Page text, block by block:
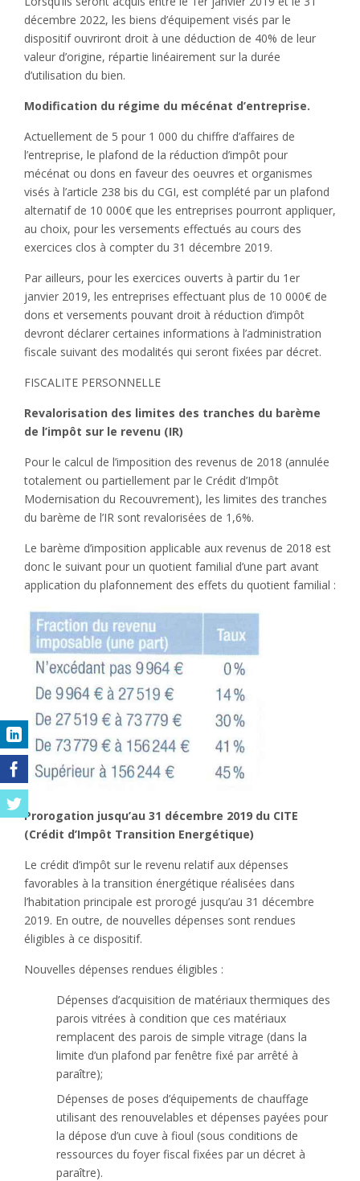
décembre 2022, les biens d’équipement visés par le
dispositif ouvriront droit à une déduction de 40% de leur
valeur d’origine, répartie linéairement sur la durée
d’utilisation du bien.
Modification du régime du mécénat d’entreprise.
Actuellement de 5 pour 1 000 du chiffre d’affaires de
l’entreprise, le plafond de la réduction d’impôt pour
mécénat ou dons en faveur des oeuvres et organismes
visés à l’article 238 bis du CGI, est complété par un plafond
alternatif de 10 000€ que les entreprises pourront appliquer,
au choix, pour les versements effectués au cours des
exercices clos à compter du 31 décembre 2019.
Par ailleurs, pour les exercices ouverts à partir du 1er
janvier 2019, les entreprises effectuant plus de 10 000€ de
dons et versements pouvant droit à réduction d’impôt
devront déclarer certaines informations à l’administration
fiscale suivant des modalités qui seront fixées par décret.
FISCALITE PERSONNELLE
Revalorisation des limites des tranches du barème
de l’impôt sur le revenu (IR)
Pour le calcul de l’imposition des revenus de 2018 (annulée
totalement ou partiellement par le Crédit d’Impôt
Modernisation du Recouvrement), les limites des tranches
du barème de l’IR sont revalorisées de 1,6%.
Le barème d’imposition applicable aux revenus de 2018 est
donc le suivant pour un quotient familial d’une part avant
application du plafonnement des effets du quotient familial :
Prorogation jusqu’au 31 décembre 2019 du CITE
(Crédit d’Impôt Transition Energétique)
Le crédit d’impôt sur le revenu relatif aux dépenses
favorables à la transition énergétique réalisées dans
l’habitation principale est prorogé jusqu’au 31 décembre
2019. En outre, de nouvelles dépenses sont rendues
éligibles à ce dispositif.
Nouvelles dépenses rendues éligibles :
Dépenses d’acquisition de matériaux thermiques des
parois vitrées à condition que ces matériaux
remplacent des parois de simple vitrage (dans la
limite d’un plafond par fenêtre fixé par arrêté à
paraître);
Dépenses de poses d’équipements de chauffage
utilisant des renouvelables et dépenses payées pour
la dépose d’un cuve à fioul (sous conditions de
ressources du foyer fiscal fixées par un décret à
paraître).